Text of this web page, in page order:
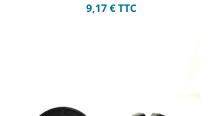
9,17€TTC